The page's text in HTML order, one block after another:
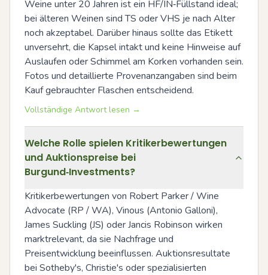
Weine unter 20 Jahren ist ein HF/IN‑Füllstand ideal;
bei älteren Weinen sind TS oder VHS je nach Alter
noch akzeptabel. Darüber hinaus sollte das Etikett
unversehrt, die Kapsel intakt und keine Hinweise auf
Auslaufen oder Schimmel am Korken vorhanden sein.
Fotos und detaillierte Provenanzangaben sind beim
Kauf gebrauchter Flaschen entscheidend.
Vollständige Antwort lesen →
Welche Rolle spielen Kritikerbewertungen
und Auktionspreise bei
Burgund‑Investments?
Kritikerbewertungen von Robert Parker / Wine
Advocate (RP / WA), Vinous (Antonio Galloni),
James Suckling (JS) oder Jancis Robinson wirken
marktrelevant, da sie Nachfrage und
Preisentwicklung beeinflussen. Auktionsresultate
bei Sotheby's, Christie's oder spezialisierten